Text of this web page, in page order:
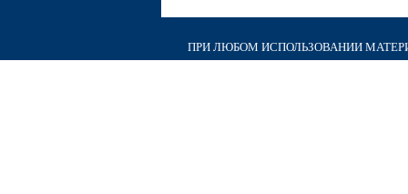
ПРИ ЛЮБОМ ИСПОЛЬЗОВАНИИ